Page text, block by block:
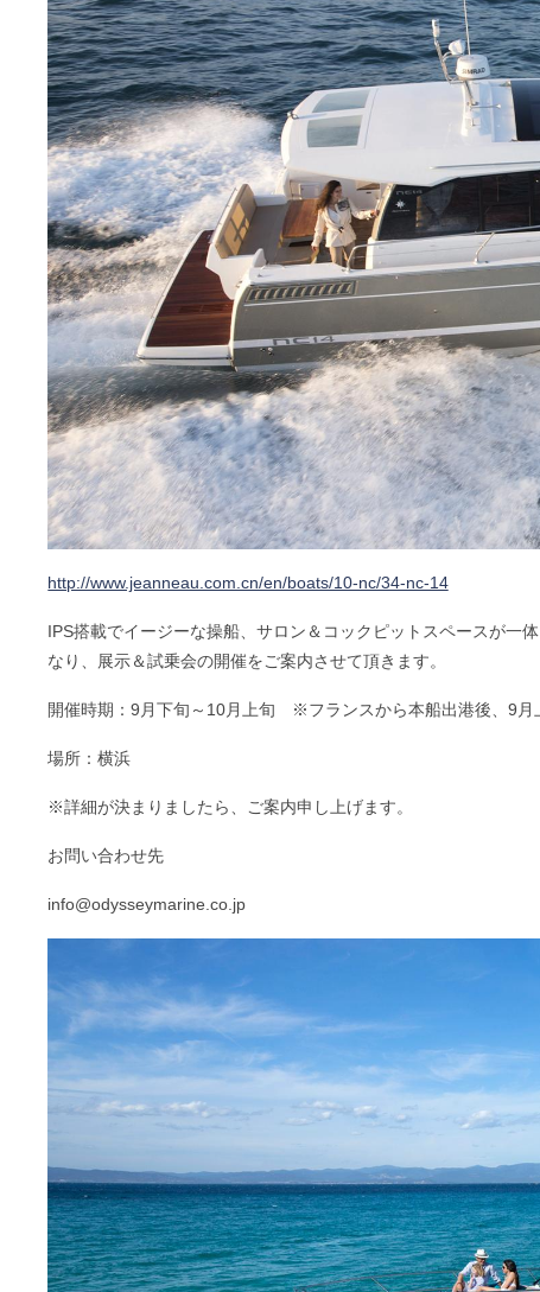
http://www.jeanneau.com.cn/en/boats/10-nc/34-nc-14
IPS搭載でイージーな操船、サロン＆コックピットスペースが一
なり、展示＆試乗会の開催をご案内させて頂きます。
開催時期：9月下旬～10月上旬 ※フランスから本船出港後、9月
場所：横浜
※詳細が決まりましたら、ご案内申し上げます。
お問い合わせ先
info@odysseymarine.co.jp